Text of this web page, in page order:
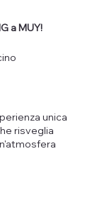
a MUY!
unica
risveglia